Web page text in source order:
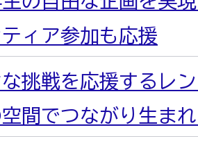
ィア参加も応援
挑戦を応援するレ
空間でつながり生ま